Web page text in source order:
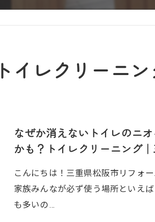
イレクリーニ
なぜか消えないトイレのニ
かも？トイレクリーニング
こんにちは！三重県松阪市リフォ
家族みんなが必ず使う場所といえ
も多いの…